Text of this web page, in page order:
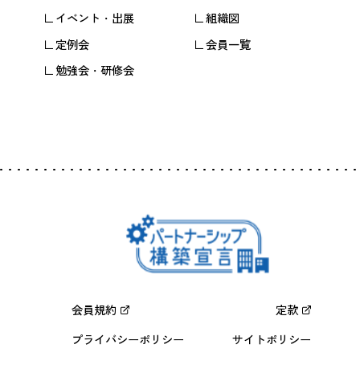
イベント・出展
定例会
勉強会・研修会
組織図
会員一覧
会員規約
定款
プライバシーポリシー
サイトポリシー